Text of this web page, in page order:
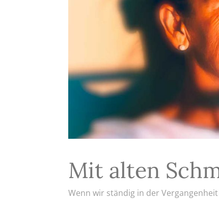
Mit alten
Wenn wir ständig in der